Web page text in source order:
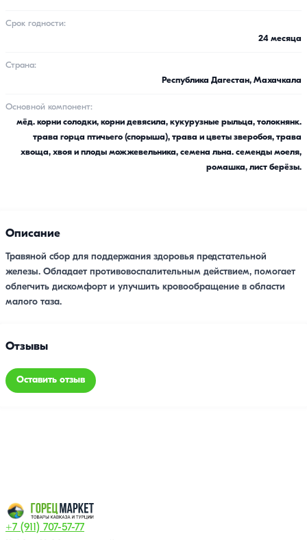
Срок годности:
24 месяца
Страна:
Республика Дагестан, Махачкала
Основной компонент:
мёд. корни солодки, корни девясила, кукурузные рыльца, толокнянк.
трава горца птичьего (спорыша), трава и цветы зверобоя, трава
хвоща, хвоя и плоды можжевельника, семена льна. семенды моеля,
ромашка, лист берёзы.
Описание
Травяной сбор для поддержания здоровья предстательной
железы. Обладает противовоспалительным действием, помогает
облегчить дискомфорт и улучшить кровообращение в области
малого таза.
Отзывы
Оставить отзыв
+7 (911) 707-57-77